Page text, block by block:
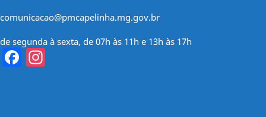
comunicacao@pmcapelinha.mg.gov.br
de segunda à sexta, de 07h às 11h e 13h às 17h
Facebook